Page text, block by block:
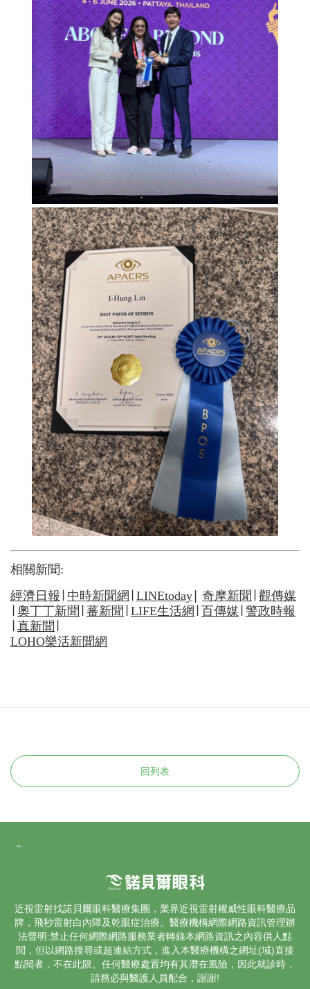
相關新聞:
經濟日報
中時新聞網 LINEtoday ∣ 奇摩新聞 觀傳媒
奧丁丁新聞 蕃新聞 LIFE生活網 百傳媒 警政時報
真新聞
LOHO樂活新聞網
回列表
－
近視雷射找諾貝爾眼科醫療集團，業界近視雷射權威性眼科醫療品
牌，飛秒雷射白內障及乾眼症治療。醫療機構網際網路資訊管理辦
法聲明:禁止任何網際網路服務業者轉錄本網路資訊之內容供人點
閱，但以網路搜尋或超連結方式，進入本醫療機構之網址(域)直接
點閱者，不在此限。任何醫療處置均有其潛在風險，因此就診時，
請務必與醫護人員配合，謝謝!